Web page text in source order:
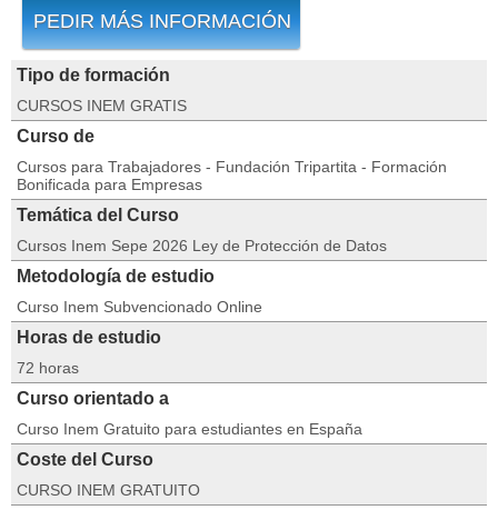
PEDIR MÁS INFORMACIÓN
Tipo de formación
CURSOS INEM GRATIS
Curso de
Cursos para Trabajadores - Fundación Tripartita - Formación
Bonificada para Empresas
Temática del Curso
Cursos Inem Sepe 2026 Ley de Protección de Datos
Metodología de estudio
Curso Inem Subvencionado Online
Horas de estudio
72 horas
Curso orientado a
Curso Inem Gratuito para estudiantes en España
Coste del Curso
CURSO INEM GRATUITO